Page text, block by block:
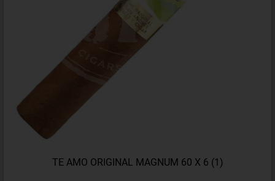
TE AMO ORIGINAL MAGNUM 60 X 6 (1)